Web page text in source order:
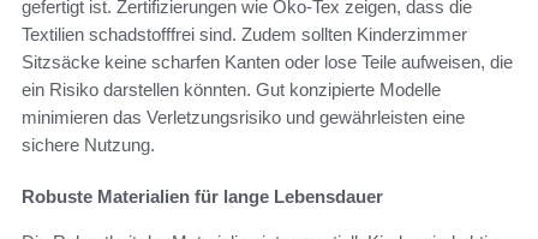
gefertigt ist. Zertifizierungen wie Öko-Tex zeigen, dass die
Textilien schadstofffrei sind. Zudem sollten Kinderzimmer
Sitzsäcke keine scharfen Kanten oder lose Teile aufweisen, die
ein Risiko darstellen könnten. Gut konzipierte Modelle
minimieren das Verletzungsrisiko und gewährleisten eine
sichere Nutzung.
Robuste Materialien für lange Lebensdauer